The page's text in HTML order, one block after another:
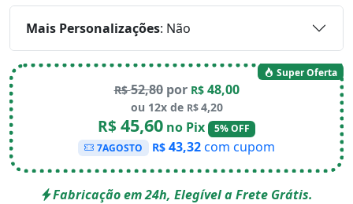
Mais Personalizações: Não
Super Oferta
R$52,80por R$ 48,00
ou 12x de R$4,20
R$45,60no Pix
5% OFF
7AGOSTO
R$ 43,32com cupom
Fabricação em 24h, Elegível a Frete Grátis.